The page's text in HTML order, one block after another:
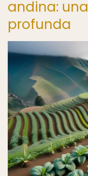
andina:
profunda